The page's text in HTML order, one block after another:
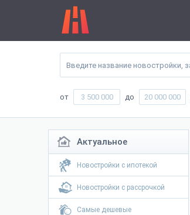
от до
Актуальное
Новостройки с ипотекой
Новостройки с рассрочкой
Самые дешевые